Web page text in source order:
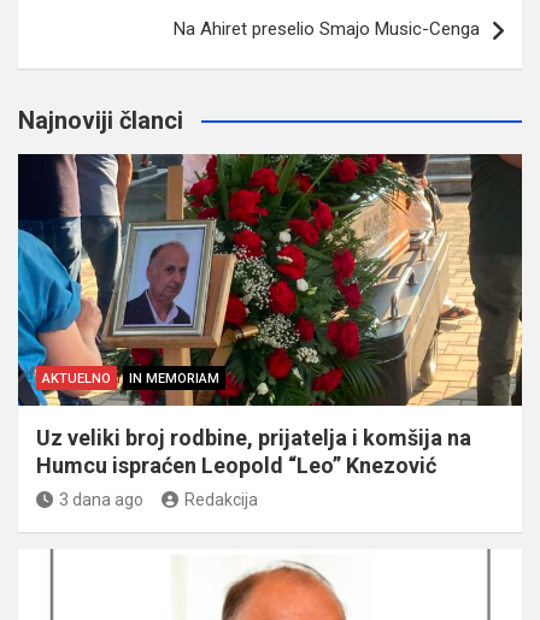
Na Ahiret preselio Smajo Music-Cenga
Najnoviji članci
AKTUELNO IN MEMORIAM
Uz veliki broj rodbine, prijatelja i komšija na
Humcu ispraćen Leopold “Leo” Knezović
3 dana ago Redakcija